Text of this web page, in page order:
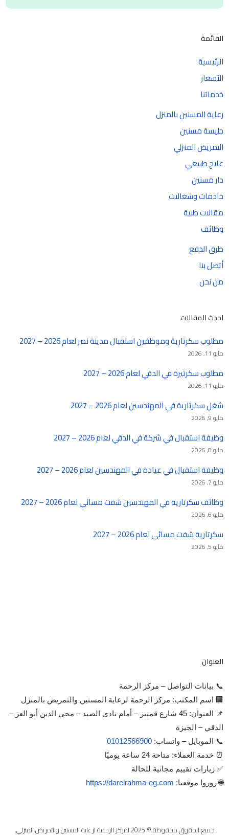
القائمة
الرئيسية
الآسعار
خدماتنا
رعاية المسنين بالمنزل
جليسة مسنين
التمريض المنزلي
علاج طبيعي
دار مسنين
خادمات وشغالات
مقالات طبية
وظائف
طرق الدفع
أتصل بنا
من نحن
احدث المقالات
مطلوب سكرتارية وموظفين استقبال مدينة نصر لعام 2026 – 2027
مايو 11, 2026
مطلوب سكرتيرة في الدقي لعام 2026 – 2027
مايو 11, 2026
شغل سكرتارية في المهندسين لعام 2026 – 2027
مايو 9, 2026
وظيفة استقبال في شركة في الدقي لعام 2026 – 2027
مايو 8, 2026
وظيفة استقبال في عيادة في المهندسين لعام 2026 – 2027
مايو 7, 2026
وظائف سكرتارية في المهندسين شفت مسائي لعام 2026 – 2027
مايو 6, 2026
سكرتارية شفت مسائي لعام 2026 – 2027
مايو 5, 2026
العنوان
📞 بيانات التواصل – مركز الرحمة
🏢 اسم المكتب: مركز الرحمة لرعاية المسنين والتمريض بالمنزل
📌 العنوان: 45 شارع قمبيز – أمام نادي الصيد – محي الدين أبو العز –
الدقي – الجيزة
📞 الموبايل – واتساب:01012566900
⏰ خدمة العملاء: متاحة 24 ساعة يوميًا
✅ زيارات تقييم مجانية للحالة
🌐 زوروا موقعنا: https://darelrahma-eg.com
جميع الحقوق محفوظة © 2025 لمركز الرحمة لرعاية المسنين والتمريض المنزلي.